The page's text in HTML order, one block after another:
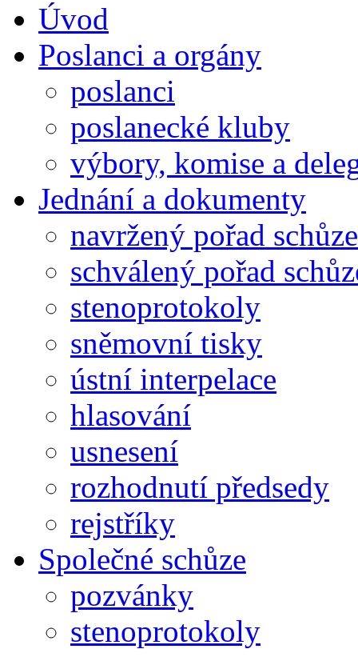
Úvod
Poslanci a orgány
poslanci
poslanecké kluby
výbory, komise a
Jednání a dokumenty
navržený pořad schůze
schválený pořad
stenoprotokoly
sněmovní tisky
ústní interpelace
hlasování
usnesení
rozhodnutí předsedy
rejstříky
Společné schůze
pozvánky
stenoprotokoly